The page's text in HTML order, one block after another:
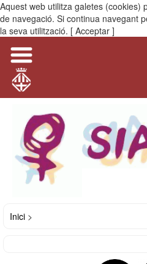
Aquest web utilitza galetes (cookies)
de navegació. Si continua navegant
la seva utilització. [ Acceptar ]
MENÚ
Inici >